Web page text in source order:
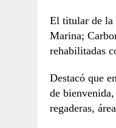
El titular de la
Marina;
rehabilitadas
Destacó que
de
regaderas,